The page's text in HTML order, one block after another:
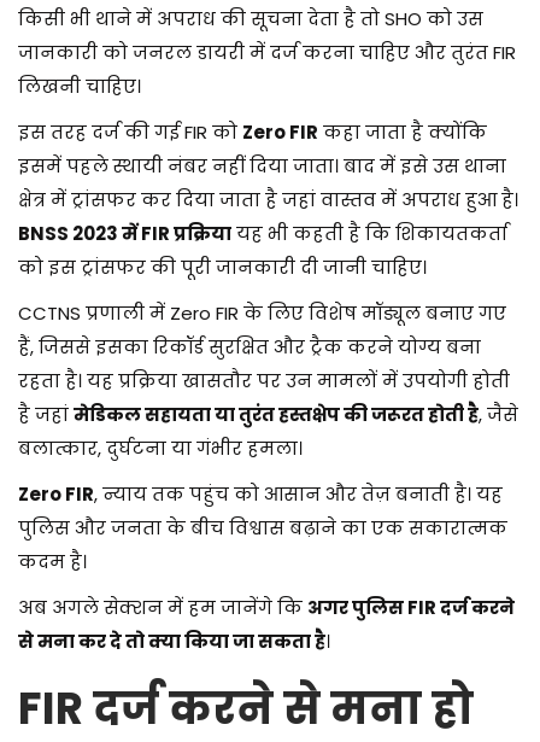
किसी भी थाने में अपराध की सूचना देता है तो SHO को उस
जानकारी को जनरल डायरी में दर्ज करना चाहिए और तुरंत FIR
लिखनी चाहिए।
इस तरह दर्ज की गई FIR को Zero FIR कहा जाता है क्योंकि
इसमें पहले स्थायी नंबर नहीं दिया जाता। बाद में इसे उस थाना
क्षेत्र में ट्रांसफर कर दिया जाता है जहां वास्तव में अपराध हुआ है।
BNSS 2023 में FIR प्रक्रियायह भी कहती है कि शिकायतकर्ता
को इस ट्रांसफर की पूरी जानकारी दी जानी चाहिए।
CCTNS प्रणाली में Zero FIR के लिए विशेष मॉड्यूल बनाए गए
हैं, जिससे इसका रिकॉर्ड सुरक्षित और ट्रैक करने योग्य बना
रहता है। यह प्रक्रिया खासतौर पर उन मामलों में उपयोगी होती
है जहांमेडिकल सहायता या तुरंत हस्तक्षेप की जरूरत होती है, जैसे
बलात्कार, दुर्घटना या गंभीर हमला।
Zero FIR, न्याय तक पहुंच को आसान और तेज़ बनाती है। यह
पुलिस और जनता के बीच विश्वास बढ़ाने का एक सकारात्मक
कदम है।
अब अगले सेक्शन में हम जानेंगे कि अगर पुलिस FIR दर्ज करने
से मना कर दे तो क्या किया जा सकता है।
FIR दर्ज करने से मना हो